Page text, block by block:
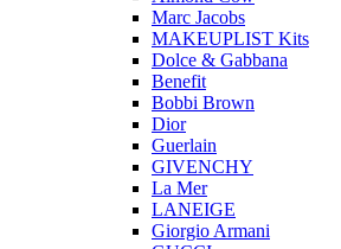
Marc Jacobs
MAKEUPLIST Kits
Dolce & Gabbana
Benefit
Bobbi Brown
Dior
Guerlain
GIVENCHY
La Mer
LANEIGE
Giorgio Armani